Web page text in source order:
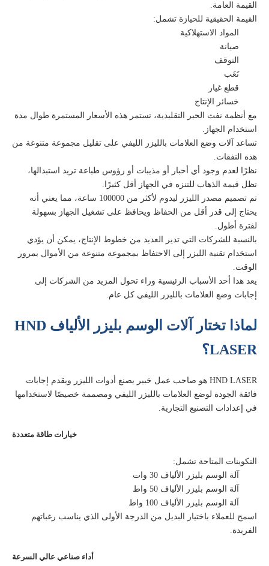
القيمة العامة.
القيمة الحقيقية للحيازة تشمل:
المواد الاستهلاكية
صيانة
التوقف
تَعَب
قطع غيار
خسائر الإنتاج
مع أنظمة نفث الحبر التقليدية، تستمر هذه الأسعار المستمرة طوال مدة
استخدام الجهاز.
تساعد آلات وضع العلامات بالليزر الليفي على تقليل مجموعة متنوعة من
هذه النفقات.
نظرًا لعدم وجود أي أحبار أو مذيبات أو رؤوس طباعة تريد استبدالها،
تظل قيمة الذهاب للتنزه في الجهاز أقل كثيرًا.
تم تصميم مصدر الليزر ليدوم لأكثر من 100000 ساعة، مما يعني أنه
يحتاج إلى قدر أقل من الحفاظ ويحافظ على تشغيل الجهاز بسهولة
لفترة أطول.
بالنسبة للشركات التي تدير العديد من خطوط الإنتاج، يمكن أن يؤدي
استخدام تقنية الليزر إلى الاحتفاظ بمجموعة متنوعة من الأموال بمرور
الوقت.
يعد هذا أحد الأسباب الرئيسية وراء تحول المزيد من الشركات إلى
إجابات وضع العلامات بالليزر الليفي كل عام.
لماذا تختار آلات الوسم بليزر الألياف HND
LASER؟
HND LASER هو صاحب عمل خبير يصنع أدوات الليزر ويقدم إجابات
فائقة الجودة لوضع العلامات بالليزر الليفي ومصممة خصيصًا لاستخدامها
في إعدادات التصنيع التجارية.
خيارات طاقة متعددة
التكوينات المتاحة تشمل:
آلة الوسم بليزر الألياف 30 وات
آلة الوسم بليزر الألياف 50 واط
آلة الوسم بليزر الألياف 100 واط
اسمح للعملاء باختيار البديل من الدرجة الأولى الذي يناسب رغباتهم
الفريدة.
أداء صناعي عالي السرعة